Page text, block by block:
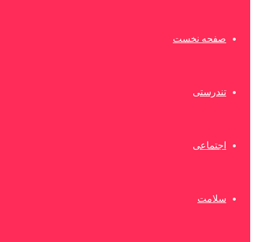
صفحه نخست
تندرستی
اجتماعی
سلامت